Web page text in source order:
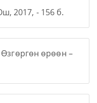
2017, - 156 б.
Өзгөргөн өрөөн –